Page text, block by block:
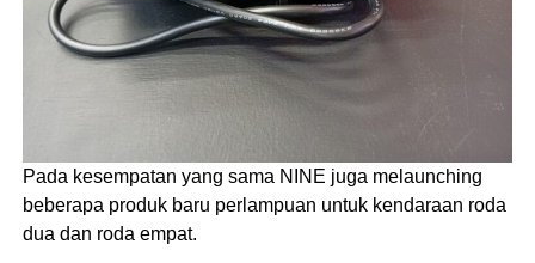
Pada kesempatan yang sama NINE juga melaunching
beberapa produk baru perlampuan untuk kendaraan roda
dua dan roda empat.